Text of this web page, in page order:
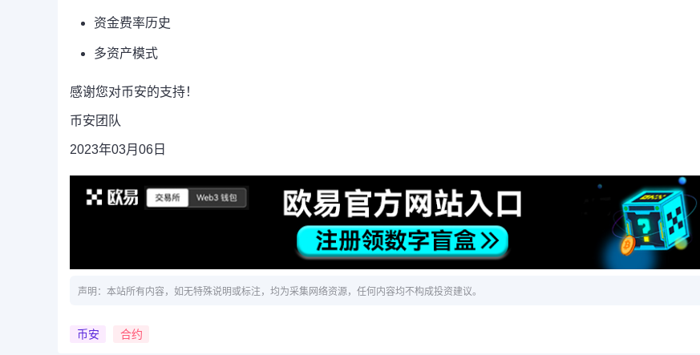
资金费率历史
多资产模式
感谢您对币安的支持！
币安团队
2023年03月06日
声明：本站所有内容，如无特殊说明或标注，均为采集网络资源，任何内容均不构成投资建议。
币安 合约